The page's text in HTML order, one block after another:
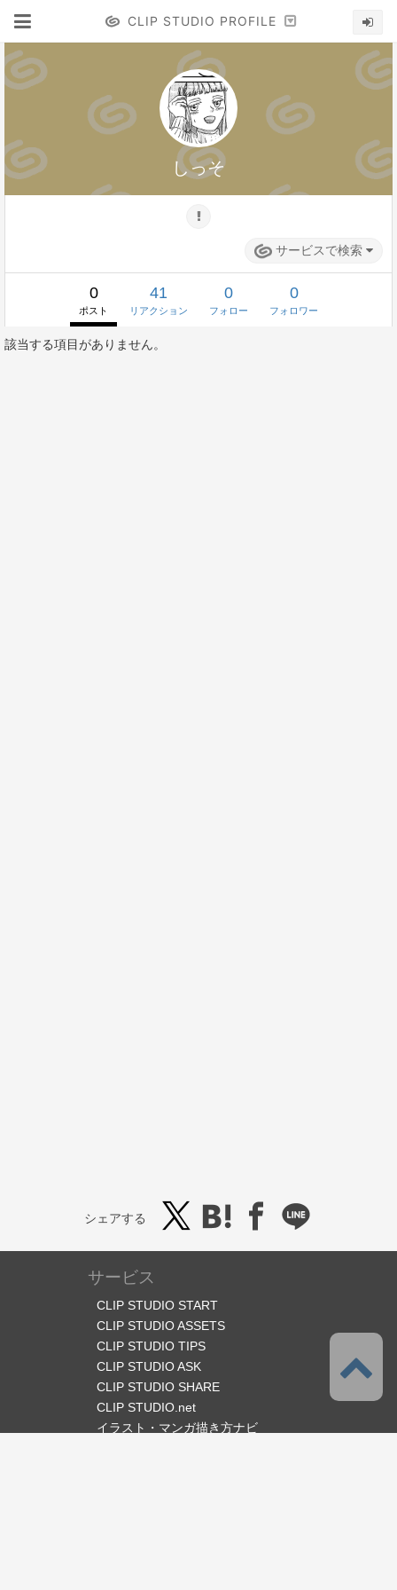
CLIP STUDIO PROFILE
しっそ
サービスで検索
0
ポスト
41
リアクション
0
フォロー
0
フォロワー
該当する項目がありません。
シェアする
サービス
CLIP STUDIO START
CLIP STUDIO ASSETS
CLIP STUDIO TIPS
CLIP STUDIO ASK
CLIP STUDIO SHARE
CLIP STUDIO.net
イラスト・マンガ描き方ナビ